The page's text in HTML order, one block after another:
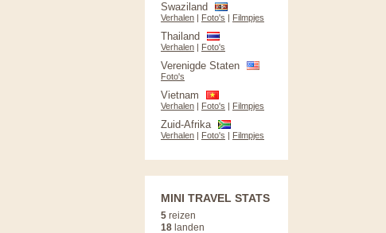
Swaziland
Verhalen | Foto's | Filmpjes
Thailand
Verhalen | Foto's
Verenigde Staten
Foto's
Vietnam
Verhalen | Foto's | Filmpjes
Zuid-Afrika
Verhalen | Foto's | Filmpjes
MINI TRAVEL STATS
5 reizen
18 landen